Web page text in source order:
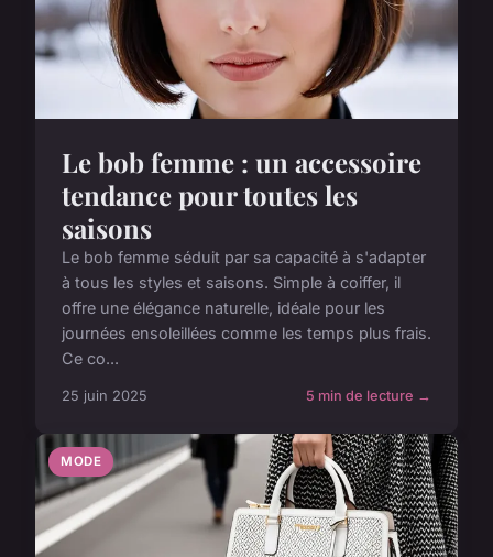
Le bob femme : un accessoire
tendance pour toutes les
saisons
Le bob femme séduit par sa capacité à s'adapter
à tous les styles et saisons. Simple à coiffer, il
offre une élégance naturelle, idéale pour les
journées ensoleillées comme les temps plus frais.
Ce co...
25 juin 2025 5 min de lecture →
MODE